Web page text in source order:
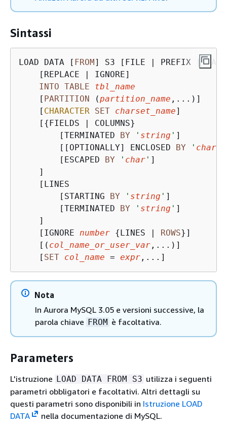
Sintassi
LOAD DATA [ FROM] S3 [FILE | PREFIX |
    [REPLACE
|
IGNORE]
INTO TABLE
tbl_name
    [
PARTITION (partition_name ,...)]
    [
CHARACTER SET charset_name]
    [
{FIELDS |
COLUMNS}
        [TERMINATED
BY ' string ' ]
        [[OPTIONALLY] ENCLOSED
BY ' char
        [ESCAPED
BY ' char ' ]
    ]
    [LINES
        [STARTING
BY ' string ' ]
        [TERMINATED
BY ' string ' ]
    ]
    [IGNORE
number {LINES | ROWS}]
    [(
col_name_or_user_var ,...)]
    [
SET col_name = expr ,...]
Nota
In Aurora MySQL 3.05 e versioni successive, la
parola chiave FROM è facoltativa.
Parameters
L'istruzione LOAD DATA FROM S3 utilizza i seguenti
parametri obbligatori e facoltativi. Altri dettagli su
questi parametri sono disponibili in Istruzione LOAD
DATA
nella documentazione di MySQL.